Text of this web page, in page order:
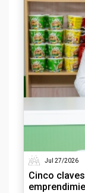
Jul 27/2026
Cinco